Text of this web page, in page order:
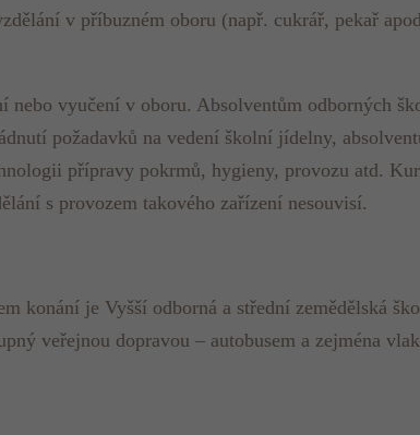
v příbuzném oboru (např. cukrář, pekař
nebo vyučení v oboru. Absolventům odborných
požadavků na vedení školní jídelny,
přípravy pokrmů, hygieny, provozu atd.
s provozem takového zařízení nesouvisí.
konání je Vyšší odborná a střední zemědělská
veřejnou dopravou – autobusem a zejména